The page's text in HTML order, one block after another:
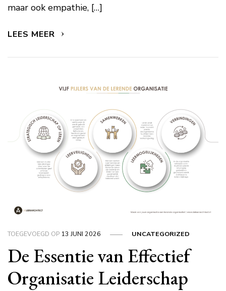
maar ook empathie, […]
LEES MEER
TOEGEVOEGD OP 13 JUNI 2026 UNCATEGORIZED
De Essentie van Effectief
Organisatie Leiderschap